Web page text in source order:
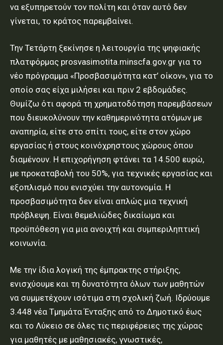
να εξυπηρετούν τον πολίτη και όταν αυτό δεν
γίνεται, το κράτος παρεμβαίνει.
Την Τετάρτη ξεκίνησε η λειτουργία της ψηφιακής
πλατφόρμας prosvasimotita.minscfa.gov.gr για το
νέο πρόγραμμα «Προσβασιμότητα κατ’ οίκον», για το
οποίο σας είχα μιλήσει και πριν 2 εβδομάδες.
Θυμίζω ότι αφορά τη χρηματοδότηση παρεμβάσεων
που διευκολύνουν την καθημερινότητα ατόμων με
αναπηρία, είτε στο σπίτι τους, είτε στον χώρο
εργασίας ή στους κοινόχρηστους χώρους όπου
διαμένουν. Η επιχορήγηση φτάνει τα 14.500 ευρώ,
με προκαταβολή του 50%, για τεχνικές εργασίας και
εξοπλισμό που ενισχύει την αυτονομία. Η
προσβασιμότητα δεν είναι απλώς μια τεχνική
πρόβλεψη. Είναι θεμελιώδες δικαίωμα και
προϋπόθεση για μια ανοιχτή και συμπεριληπτική
κοινωνία.
Με την ίδια λογική της έμπρακτης στήριξης,
ενισχύουμε και τη δυνατότητα όλων των μαθητών
να συμμετέχουν ισότιμα στη σχολική ζωή. Ιδρύουμε
3.448 νέα Τμημάτα Ένταξης από το Δημοτικό έως
και το Λύκειο σε όλες τις περιφέρειες της χώρας
για μαθητές με μαθησιακές, γνωστικές,